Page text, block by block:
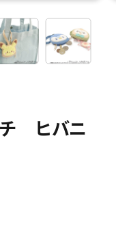
チ ヒバニ